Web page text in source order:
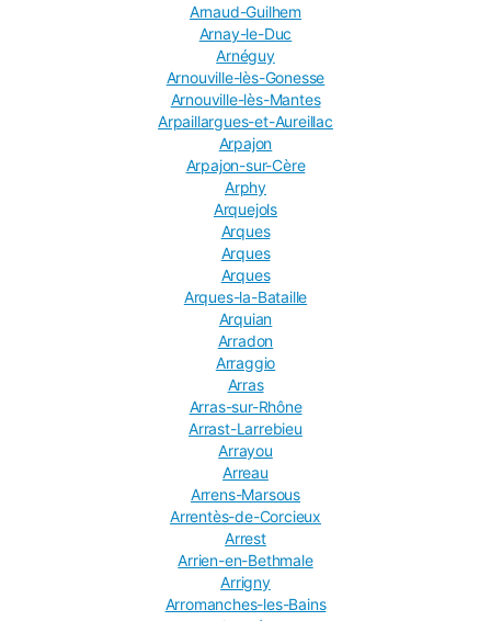
Arnaud-Guilhem
Arnay-le-Duc
Arnéguy
Arnouville-lès-Gonesse
Arnouville-lès-Mantes
Arpaillargues-et-Aureillac
Arpajon
Arpajon-sur-Cère
Arphy
Arquejols
Arques
Arques
Arques
Arques-la-Bataille
Arquian
Arradon
Arraggio
Arras
Arras-sur-Rhône
Arrast-Larrebieu
Arrayou
Arreau
Arrens-Marsous
Arrentès-de-Corcieux
Arrest
Arrien-en-Bethmale
Arrigny
Arromanches-les-Bains